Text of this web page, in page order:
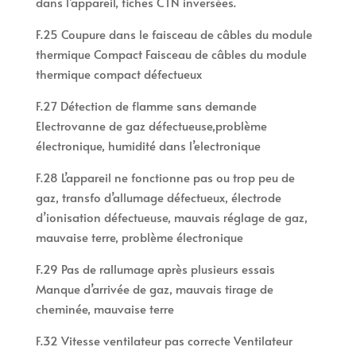
F.25 Coupure dans le faisceau de câbles du module
thermique Compact Faisceau de câbles du module
thermique compact défectueux
F.27 Détection de flamme sans demande
Electrovanne de gaz défectueuse,problème
électronique, humidité dans l’electronique
F.28 L’appareil ne fonctionne pas ou trop peu de
gaz, transfo d’allumage défectueux, électrode
d’ionisation défectueuse, mauvais réglage de gaz,
mauvaise terre, problème électronique
F.29 Pas de rallumage après plusieurs essais
Manque d’arrivée de gaz, mauvais tirage de
cheminée, mauvaise terre
F.32 Vitesse ventilateur pas correcte Ventilateur